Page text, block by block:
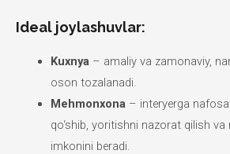
Ideal joylashuvlar:
Kuxnya– amaliy va zamonaviy,
oson tozalanadi.
Mehmonxona– interyerga
qo‘shib, yoritishni nazorat qilish va
imkonini beradi.